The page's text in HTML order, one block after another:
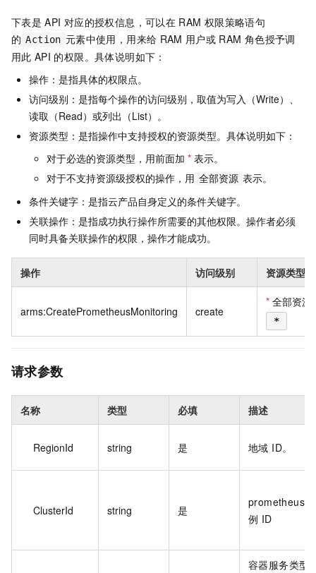
下表是 API 对应的授权信息，可以在 RAM 权限策略语句
的 Action 元素中使用，用来给 RAM 用户或 RAM 角色授予调
用此 API 的权限。具体说明如下：
操作：是指具体的权限点。
访问级别：是指每个操作的访问级别，取值为写入（Write）、
读取（Read）或列出（List）。
资源类型：是指操作中支持授权的资源类型。具体说明如下：
对于必选的资源类型，用前面加 * 表示。
对于不支持资源级授权的操作，用 全部资源 表示。
条件关键字：是指云产品自身定义的条件关键字。
关联操作：是指成功执行操作所需要的其他权限。操作者必须
同时具备关联操作的权限，操作才能成功。
操作 访问级别 资源类型
arms:CreatePrometheusMonitoring create
* 全部资源
*
请求参数
名称 类型 必填 描述
RegionId string 是 地域 ID。
ClusterId string 是
prometheus
例 ID
容器服务类型